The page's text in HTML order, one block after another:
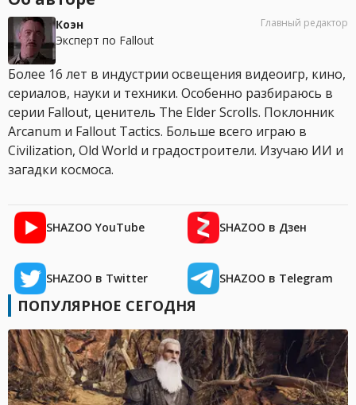
Коэн
Эксперт по Fallout
Главный редактор
Более 16 лет в индустрии освещения видеоигр, кино,
сериалов, науки и техники. Особенно разбираюсь в
серии Fallout, ценитель The Elder Scrolls. Поклонник
Arcanum и Fallout Tactics. Больше всего играю в
Civilization, Old World и градостроители. Изучаю ИИ и
загадки космоса.
SHAZOO YouTube SHAZOO в Дзен
SHAZOO в Twitter SHAZOO в Telegram
ПОПУЛЯРНОЕ СЕГОДНЯ